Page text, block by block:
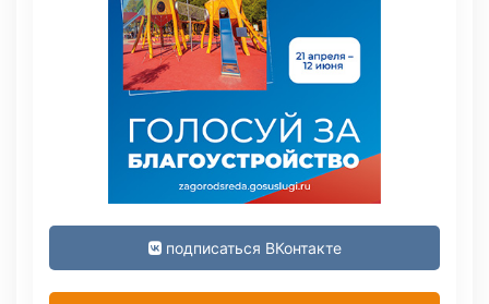
подписаться ВКонтакте